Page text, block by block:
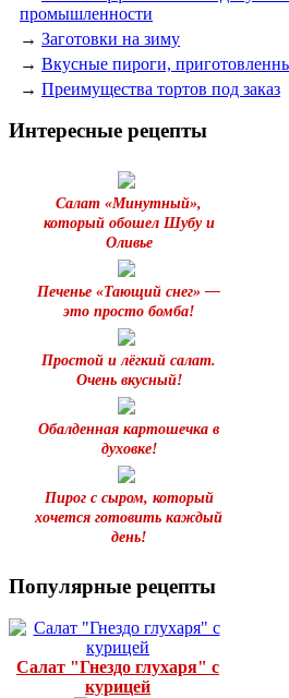
промышленности
→ Заготовки на зиму
→ Вкусные пироги,
→ Преимущества тортов под заказ
Интересные рецепты
Салат «Минутный»,
который обошел Шубу и
Оливье
Печенье «Тающий снег» —
это просто бомба!
Простой и лёгкий салат.
Очень вкусный!
Обалденная картошечка в
духовке!
Пирог с сыром, который
хочется готовить каждый
день!
Популярные рецепты
Салат "Гнездо глухаря" с
курицей